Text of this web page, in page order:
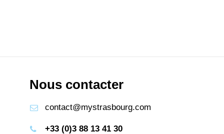
Nous contacter
contact@mystrasbourg.com
+33 (0)3 88 13 41 30